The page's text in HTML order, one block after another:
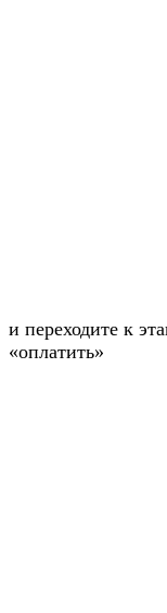
и переходите к
«оплатить»